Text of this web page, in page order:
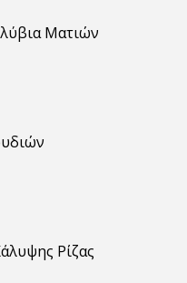
Ματιών
Ρίζας